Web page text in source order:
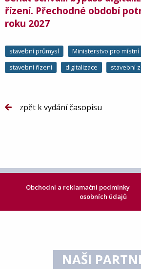
řízení. Přechodné období
roku 2027
stavební průmysl
Ministerstvo pro místní
stavební řízení
digitalizace stavební
zpět k vydání časopisu
Obchodní a reklamační podmínky
osobních údajů
NAŠI